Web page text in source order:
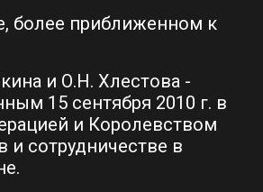
более приближенном к
и О.Н. Хлестова -
15 сентября 2010 г. в
и Королевством
и сотрудничестве в